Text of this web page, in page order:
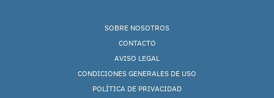
SOBRE NOSOTROS
CONTACTO
AVISO LEGAL
CONDICIONES GENERALES DE USO
POLÍTICA DE PRIVACIDAD